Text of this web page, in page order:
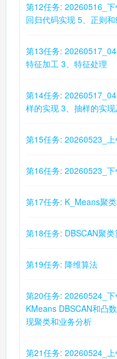
第12任务: 20260516_
回归代码实现 5、正则
第13任务:
特征加工 3、特征处理
第14任务:
样的实现 3、抽样的实
第15任务: 20260523_上
第16任务: 20260523_下
第17任务: K_Means聚
第18任务: DBSCAN聚类
第19任务: 降维算法
第20任务: 20260524_下
KMeans DBSCAN和凸
现聚类和业务分析
第21任务: 20260524_